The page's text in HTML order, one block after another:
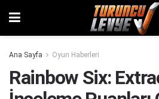
Ana Sayfa Oyun Haberleri
Rainbow Six: